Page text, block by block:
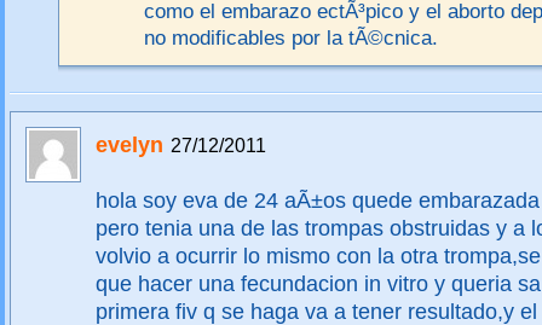
como el embarazo ectÃ³pico y el aborto
no modificables por la tÃ©cnica.
evelyn 27/12/2011
hola soy eva de 24 aÃ±os quede
pero tenia una de las trompas obstruidas y a
volvio a ocurrir lo mismo con la otra
que hacer una fecundacion in vitro y queria
primera fiv q se haga va a tener resultado,y